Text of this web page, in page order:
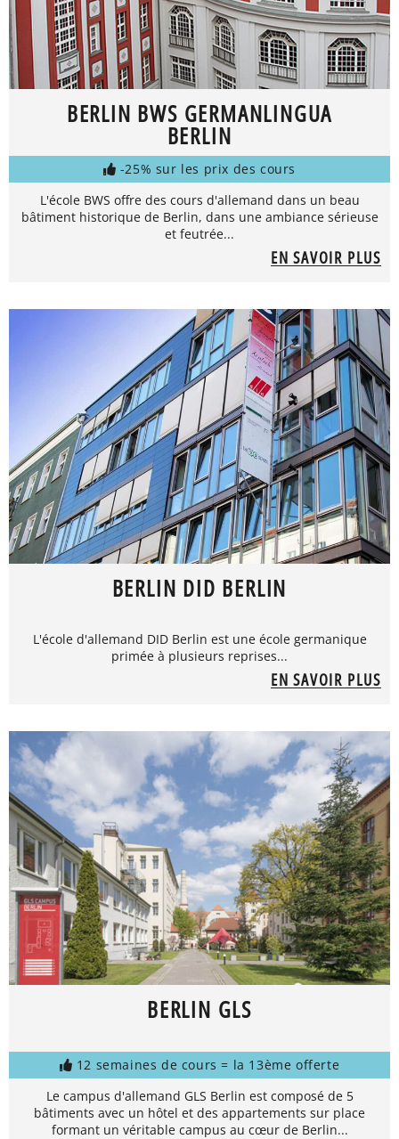
BERLIN BWS GERMANLINGUA
BERLIN
-25% sur les prix des cours
L'école BWS offre des cours d'allemand dans un beau
bâtiment historique de Berlin, dans une ambiance sérieuse
et feutrée...
EN SAVOIR PLUS
BERLIN DID BERLIN
L'école d'allemand DID Berlin est une école germanique
primée à plusieurs reprises...
EN SAVOIR PLUS
BERLIN GLS
12 semaines de cours = la 13ème offerte
Le campus d'allemand GLS Berlin est composé de 5
bâtiments avec un hôtel et des appartements sur place
formant un véritable campus au cœur de Berlin...